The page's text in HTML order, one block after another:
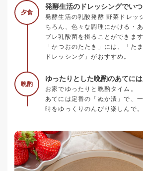
夕食
発酵生活のドレッシングでい
発酵生活の乳酸発酵 野菜ドレッ
ちろん、色々な調理にかける・
ブレ乳酸菌を摂ることができます
「かつおのたたき」には、「た
ドレッシング」がおすすめ。
晩酌
ゆったりとした晩酌のあてに
お家でゆったりと晩酌タイム。
あてには定番の「ぬか漬」で、
時をゆっくりのんびり楽しんで。